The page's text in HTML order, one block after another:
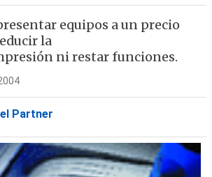
equipos a un precio
la
ni restar funciones.
Partner